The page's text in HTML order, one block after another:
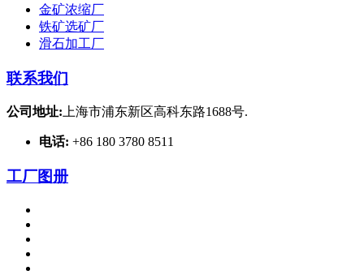
金矿浓缩厂
铁矿选矿厂
滑石加工厂
联系我们
公司地址: 上海市浦东新区高科东路1688号.
电话: +86 180 3780 8511
工厂图册